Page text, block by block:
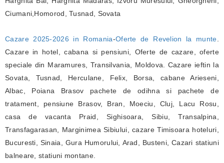
Ciumani,Homorod, Tusnad, Sovata
Cazare 2025-2026 in Romania-Oferte de Revelion la munte
Cazare in hotel, cabana si pensiuni, Oferte de cazare, oferte
speciale din Maramures, Transilvania, Moldova. Cazare ieftin la
Sovata, Tusnad, Herculane, Felix, Borsa, cabane Arieseni,
Albac, Poiana Brasov pachete de odihna si pachete de
tratament, pensiune Brasov, Bran, Moeciu, Cluj, Lacu Rosu,
casa de vacanta Praid, Sighisoara, Sibiu, Transalpina,
Transfagarasan, Marginimea Sibiului, cazare Timisoara hoteluri,
Bucuresti, Sinaia, Gura Humorului, Arad, Busteni, Cazari statiuni
balneare, statiuni montane.